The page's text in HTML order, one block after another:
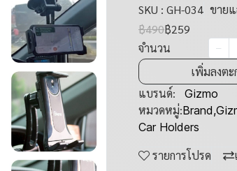
SKU : GH-034 ขาย
฿490฿259
จำนวน
เพิ่มลงตะ
แบรนด์:
Gizmo
หมวดหมู่:Brand,
Car Holders
รายการโปรด